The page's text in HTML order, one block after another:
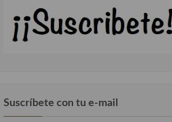
Suscríbete con tu e-mail